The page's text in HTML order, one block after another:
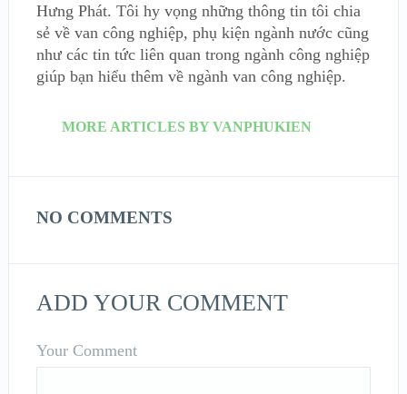
Hưng Phát. Tôi hy vọng những thông tin tôi chia
sẻ về van công nghiệp, phụ kiện ngành nước cũng
như các tin tức liên quan trong ngành công nghiệp
giúp bạn hiểu thêm về ngành van công nghiệp.
MORE ARTICLES BY VANPHUKIEN
NO COMMENTS
ADD YOUR COMMENT
Your Comment